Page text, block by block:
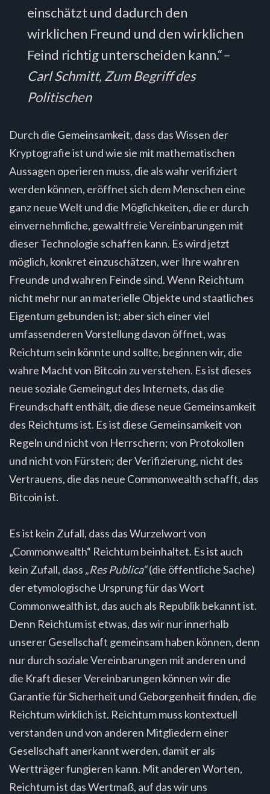
einschätzt und dadurch den
wirklichen Freund und den wirklichen
Feind richtig unterscheiden kann.“–
Carl Schmitt, Zum Begriff des
Politischen
Durch die Gemeinsamkeit, dass das Wissen der
Kryptografie ist und wie sie mit mathematischen
Aussagen operieren muss, die als wahr verifiziert
werden können, eröffnet sich dem Menschen eine
ganz neue Welt und die Möglichkeiten, die er durch
einvernehmliche, gewaltfreie Vereinbarungen mit
dieser Technologie schaffen kann. Es wird jetzt
möglich, konkret einzuschätzen, wer Ihre wahren
Freunde und wahren Feinde sind. Wenn Reichtum
nicht mehr nur an materielle Objekte und staatliches
Eigentum gebunden ist; aber sich einer viel
umfassenderen Vorstellung davon öffnet, was
Reichtum sein könnte und sollte, beginnen wir, die
wahre Macht von Bitcoin zu verstehen. Es ist dieses
neue soziale Gemeingut des Internets, das die
Freundschaft enthält, die diese neue Gemeinsamkeit
des Reichtums ist. Es ist diese Gemeinsamkeit von
Regeln und nicht von Herrschern; von Protokollen
und nicht von Fürsten; der Verifizierung, nicht des
Vertrauens, die das neue Commonwealth schafft, das
Bitcoin ist.
Es ist kein Zufall, dass das Wurzelwort von
„Commonwealth“ Reichtum beinhaltet. Es ist auch
kein Zufall, dass „Res Publica“(die öffentliche Sache)
der etymologische Ursprung für das Wort
Commonwealth ist, das auch als Republik bekannt ist.
Denn Reichtum ist etwas, das wir nur innerhalb
unserer Gesellschaft gemeinsam haben können, denn
nur durch soziale Vereinbarungen mit anderen und
die Kraft dieser Vereinbarungen können wir die
Garantie für Sicherheit und Geborgenheit finden, die
Reichtum wirklich ist. Reichtum muss kontextuell
verstanden und von anderen Mitgliedern einer
Gesellschaft anerkannt werden, damit er als
Wertträger fungieren kann. Mit anderen Worten,
Reichtum ist das Wertmaß, auf das wir uns